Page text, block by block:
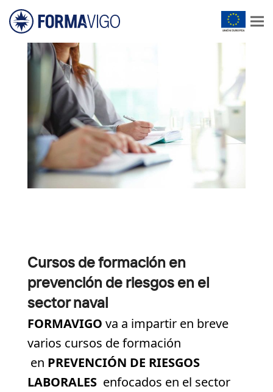
Cursos de formación en
prevención de riesgos en el
sector naval
FORMAVIGO va a impartir en breve
varios cursos de formación
en PREVENCIÓN DE RIESGOS
LABORALESenfocados en el sector